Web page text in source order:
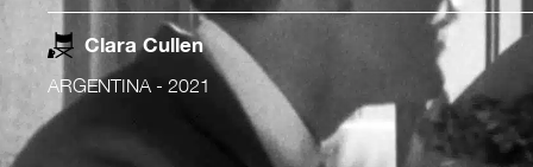
Clara Cullen
ARGENTINA - 2021